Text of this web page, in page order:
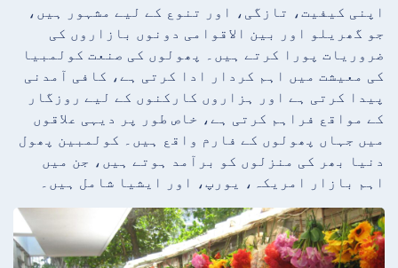
اپنی کیفیت، تازگی، اور تنوع کے لیے مشہور ہیں،
جو گھریلو اور بین الاقوامی دونوں بازاروں کی
ضروریات پورا کرتے ہیں۔ پھولوں کی صنعت کولمبیا
کی معیشت میں اہم کردار ادا کرتی ہے، کافی آمدنی
پیدا کرتی ہے اور ہزاروں کارکنوں کے لیے روزگار
کے مواقع فراہم کرتی ہے، خاص طور پر دیہی علاقوں
میں جہاں پھولوں کے فارم واقع ہیں۔ کولمبین پھول
دنیا بھر کی منزلوں کو برآمد ہوتے ہیں، جن میں
اہم بازار امریکہ، یورپ، اور ایشیا شامل ہیں۔